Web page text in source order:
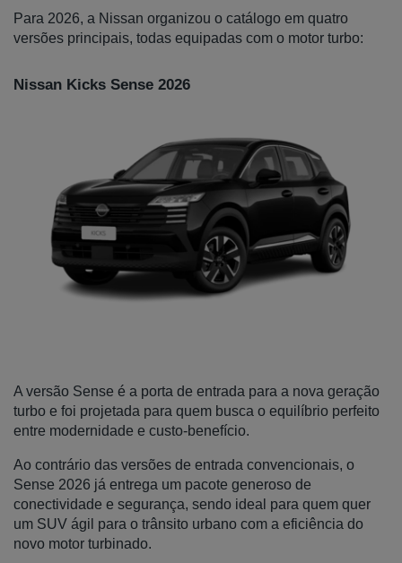
Para 2026, a Nissan organizou o catálogo em quatro
versões principais, todas equipadas com o motor turbo:
Nissan Kicks Sense 2026
A versão Sense é a porta de entrada para a nova geração
turbo e foi projetada para quem busca o equilíbrio perfeito
entre modernidade e custo-benefício.
Ao contrário das versões de entrada convencionais, o
Sense 2026 já entrega um pacote generoso de
conectividade e segurança, sendo ideal para quem quer
um SUV ágil para o trânsito urbano com a eficiência do
novo motor turbinado.